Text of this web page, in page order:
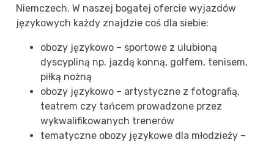
Niemczech. W naszej bogatej ofercie wyjazdów
językowych każdy znajdzie coś dla siebie:
obozy językowo – sportowe z ulubioną
dyscypliną np. jazdą konną, golfem, tenisem,
piłką nożną
obozy językowo – artystyczne z fotografią,
teatrem czy tańcem prowadzone przez
wykwalifikowanych trenerów
tematyczne obozy językowe dla młodzieży –